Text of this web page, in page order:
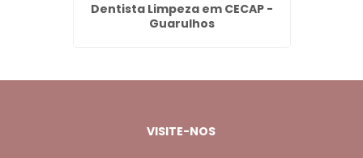
Dentista Limpeza em CECAP -
Guarulhos
VISITE-NOS